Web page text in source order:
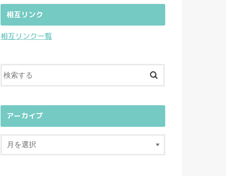
相互リンク
相互リンク一覧
アーカイブ